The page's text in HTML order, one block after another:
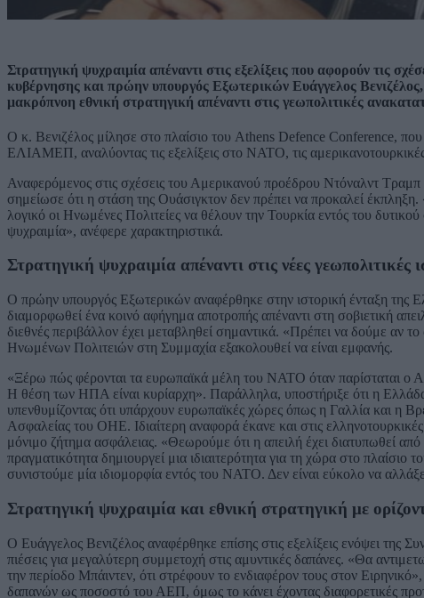
Στρατηγική ψυχραιμία απέναντι στις εξελίξεις που αφορούν τις
κυβέρνησης και πρώην υπουργός Εξωτερικών Ευάγγελος
μακρόπνοη εθνική στρατηγική απέναντι στις γεωπολιτικές
Ο κ. Βενιζέλος μίλησε στο πλαίσιο του Athens Defence Conference,
ΕΛΙΑΜΕΠ, αναλύοντας τις εξελίξεις στο ΝΑΤΟ, τις αμερικανοτουρκικές
Αναφερόμενος στις σχέσεις του Αμερικανού προέδρου Ντόναλντ
σημείωσε ότι η στάση της Ουάσιγκτον δεν πρέπει να προκαλεί
λογικό οι Ηνωμένες Πολιτείες να θέλουν την Τουρκία εντός του
ψυχραιμία», ανέφερε χαρακτηριστικά.
Στρατηγική ψυχραιμία απέναντι στις νέες γεωπολιτικές
Ο πρώην υπουργός Εξωτερικών αναφέρθηκε στην ιστορική ένταξη της
διαμορφωθεί ένα κοινό αφήγημα αποτροπής απέναντι στη σοβιετική
διεθνές περιβάλλον έχει μεταβληθεί σημαντικά. «Πρέπει να δούμε αν
Ηνωμένων Πολιτειών στη Συμμαχία εξακολουθεί να είναι εμφανής.
«Ξέρω πώς φέρονται τα ευρωπαϊκά μέλη του ΝΑΤΟ όταν παρίσταται ο
Η θέση των ΗΠΑ είναι κυρίαρχη». Παράλληλα, υποστήριξε ότι η
υπενθυμίζοντας ότι υπάρχουν ευρωπαϊκές χώρες όπως η Γαλλία και η
Ασφαλείας του ΟΗΕ. Ιδιαίτερη αναφορά έκανε και στις
μόνιμο ζήτημα ασφάλειας. «Θεωρούμε ότι η απειλή έχει διατυπωθεί
πραγματικότητα δημιουργεί μια ιδιαιτερότητα για τη χώρα στο
συνιστούμε μία ιδιομορφία εντός του ΝΑΤΟ. Δεν είναι εύκολο να
Στρατηγική ψυχραιμία και εθνική στρατηγική με
Ο Ευάγγελος Βενιζέλος αναφέρθηκε επίσης στις εξελίξεις ενόψει
πιέσεις για μεγαλύτερη συμμετοχή στις αμυντικές δαπάνες. «Θα
την περίοδο Μπάιντεν, ότι στρέφουν το ενδιαφέρον τους στον
δαπανών ως ποσοστό του ΑΕΠ, όμως το κάνει έχοντας διαφορετικές